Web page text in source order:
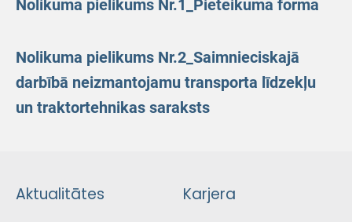
Nolikuma pielikums Nr.1_Pieteikuma forma
Nolikuma pielikums Nr.2_Saimnieciskajā
darbībā neizmantojamu transporta līdzekļu
un traktortehnikas saraksts
Aktualitātes Karjera